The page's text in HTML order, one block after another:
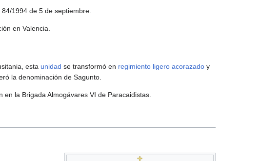
1994 de 5 de septiembre.
en Valencia.
esta unidad se transformó en regimiento ligero acorazado y
la denominación de Sagunto.
la Brigada Almogávares VI de Paracaidistas.